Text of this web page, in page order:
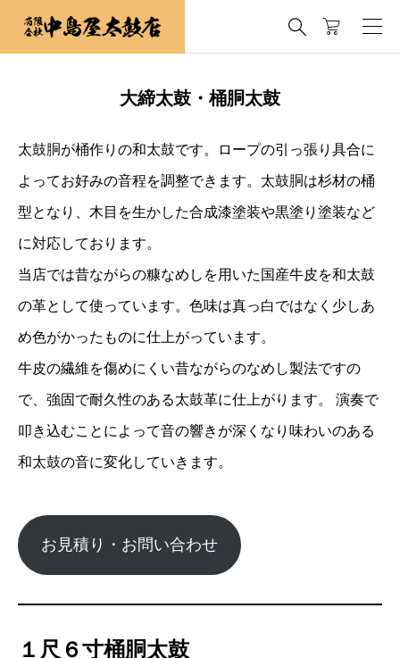

大締太鼓・桶胴太鼓
太鼓胴が桶作りの和太鼓です。ロープの引っ張り具合に
よってお好みの音程を調整できます。太鼓胴は杉材の桶
型となり、木目を生かした合成漆塗装や黒塗り塗装など
に対応しております。
当店では昔ながらの糠なめしを用いた国産牛皮を和太鼓
の革として使っています。色味は真っ白ではなく少しあ
め色がかったものに仕上がっています。
牛皮の繊維を傷めにくい昔ながらのなめし製法ですの
で、強固で耐久性のある太鼓革に仕上がります。 演奏で
叩き込むことによって音の響きが深くなり味わいのある
和太鼓の音に変化していきます。
お見積り・お問い合わせ
１尺６寸桶胴太鼓